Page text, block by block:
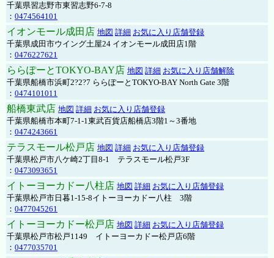
千葉県習志野市東習志野6-7-8
： 0474564101
イオンモール成田店 地図 詳細 お気に入り店舗登録
千葉県成田市ウイング土屋24 イオンモール成田店1階
： 0476227621
ららぽーとTOKYO-BAY店 地図 詳細 お気に入り店舗解除
千葉県船橋市浜町2?2?7 ららぽーとTOKYO-BAY North Gate 3階
： 0474101011
船橋東武店 地図 詳細 お気に入り店舗登録
千葉県船橋市本町7-1-1東武百貨店船橋店3階1～3番地
： 0474243661
テラスモール松戸店 地図 詳細 お気に入り店舗登録
千葉県松戸市八ケ崎2丁目8-1 テラスモール松戸3F
： 0473093651
イトーヨーカドー八柱店 地図 詳細 お気に入り店舗登録
千葉県松戸市日暮1-15-8イトーヨーカドー八柱 3階
： 0477045261
イトーヨーカドー松戸店 地図 詳細 お気に入り店舗登録
千葉県松戸市松戸1149 イトーヨーカドー松戸店6階
： 0477035701